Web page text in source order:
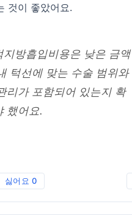
것이 좋았어요.
지방흡입비용은 낮은 금액
턱선에 맞는 수술 범위와
리가 포함되어 있는지 확
했어요.
싫어요 0